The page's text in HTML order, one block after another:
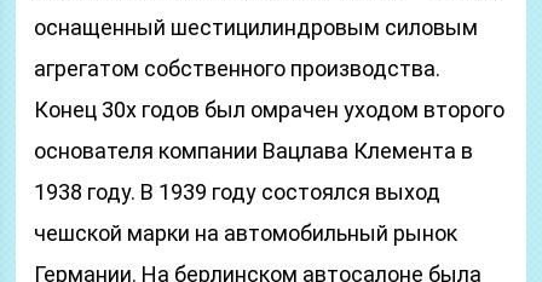
оснащенный шестицилиндровым силовым
агрегатом собственного производства.
Конец 30х годов был омрачен уходом второго
основателя компании Вацлава Клемента в
1938 году. В 1939 году состоялся выход
чешской марки на автомобильный рынок
Германии. На берлинском автосалоне была